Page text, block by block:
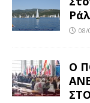
08/
Ο